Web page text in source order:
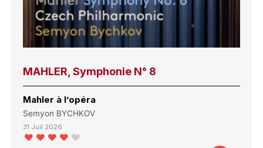
MAHLER, Symphonie N° 8
Mahler à l’opéra
Semyon BYCHKOV
31 Juil 2026